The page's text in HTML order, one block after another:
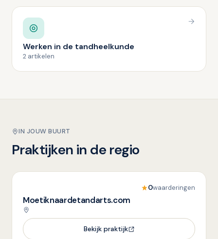
Werken in de tandheelkunde
2 artikelen
IN JOUW BUURT
Praktijken in de regio
0waarderingen
Moetiknaardetandarts.com
Bekijk praktijk